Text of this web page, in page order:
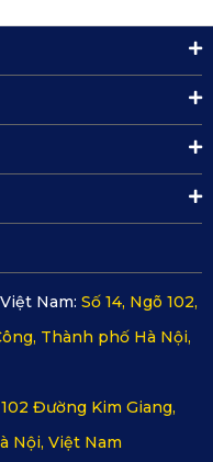
công nghệ và vật liệu
có thể dễ dàng vệ sinh
nhà với những vật dụng
Nam: Số 14, Ngõ 102,
Thành phố Hà Nội,
Đường Kim Giang,
Nội, Việt Nam